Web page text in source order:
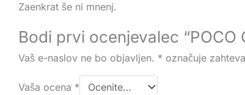
Zaenkrat še ni mnenj.
Bodi prvi ocenjevalec
Vaš e-naslov ne bo objavljen. * označuje
Vaša ocena *